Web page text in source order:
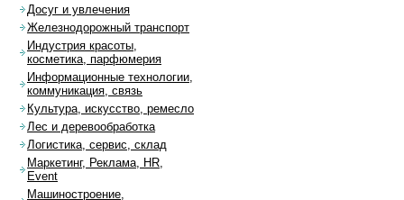
Досуг и увлечения
Железнодорожный транспорт
Индустрия красоты,
косметика, парфюмерия
Информационные технологии,
коммуникация, связь
Культура, искусство, ремесло
Лес и деревообработка
Логистика, сервис, склад
Маркетинг, Реклама, HR,
Event
Машиностроение,